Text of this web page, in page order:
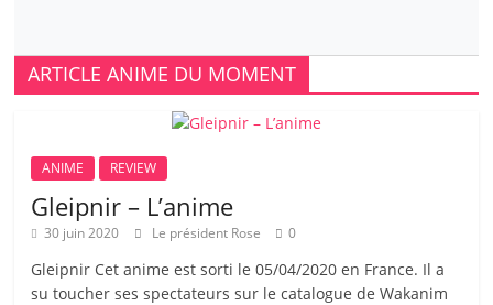
ARTICLE ANIME DU MOMENT
ANIME REVIEW
Gleipnir – L’anime
30 juin 2020 Le président Rose 0
Gleipnir Cet anime est sorti le 05/04/2020 en France. Il a
su toucher ses spectateurs sur le catalogue de Wakanim